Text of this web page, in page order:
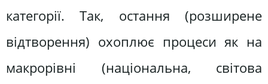
категорії. Так, остання (розширене
відтворення) охоплює процеси як на
макрорівні (національна, світова